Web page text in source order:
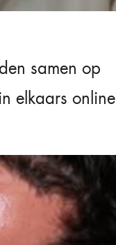
samen op
elkaars online